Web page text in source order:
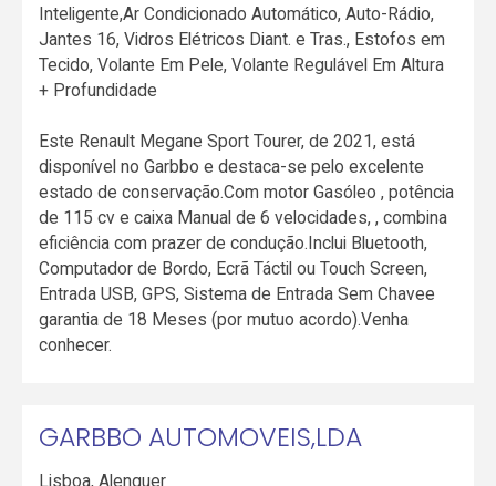
Inteligente,Ar Condicionado Automático, Auto-Rádio,
Jantes 16, Vidros Elétricos Diant. e Tras., Estofos em
Tecido, Volante Em Pele, Volante Regulável Em Altura
+ Profundidade
Este Renault Megane Sport Tourer, de 2021, está
disponível no Garbbo e destaca-se pelo excelente
estado de conservação.Com motor Gasóleo , potência
de 115 cv e caixa Manual de 6 velocidades, , combina
eficiência com prazer de condução.Inclui Bluetooth,
Computador de Bordo, Ecrã Táctil ou Touch Screen,
Entrada USB, GPS, Sistema de Entrada Sem Chavee
garantia de 18 Meses (por mutuo acordo).Venha
conhecer.
GARBBO AUTOMOVEIS,LDA
Lisboa,Alenquer